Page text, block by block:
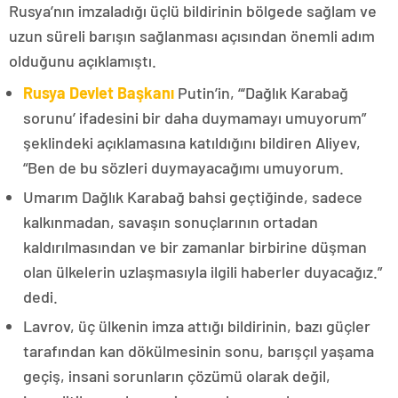
Rusya’nın imzaladığı üçlü bildirinin bölgede sağlam ve
uzun süreli barışın sağlanması açısından önemli adım
olduğunu açıklamıştı.
Rusya Devlet Başkanı Putin’in, “‘Dağlık Karabağ
sorunu’ ifadesini bir daha duymamayı umuyorum”
şeklindeki açıklamasına katıldığını bildiren Aliyev,
“Ben de bu sözleri duymayacağımı umuyorum.
Umarım Dağlık Karabağ bahsi geçtiğinde, sadece
kalkınmadan, savaşın sonuçlarının ortadan
kaldırılmasından ve bir zamanlar birbirine düşman
olan ülkelerin uzlaşmasıyla ilgili haberler duyacağız.”
dedi.
Lavrov, üç ülkenin imza attığı bildirinin, bazı güçler
tarafından kan dökülmesinin sonu, barışçıl yaşama
geçiş, insani sorunların çözümü olarak değil,